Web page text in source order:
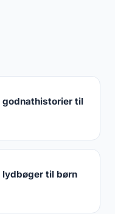
godnathistorier til
lydbøger til børn